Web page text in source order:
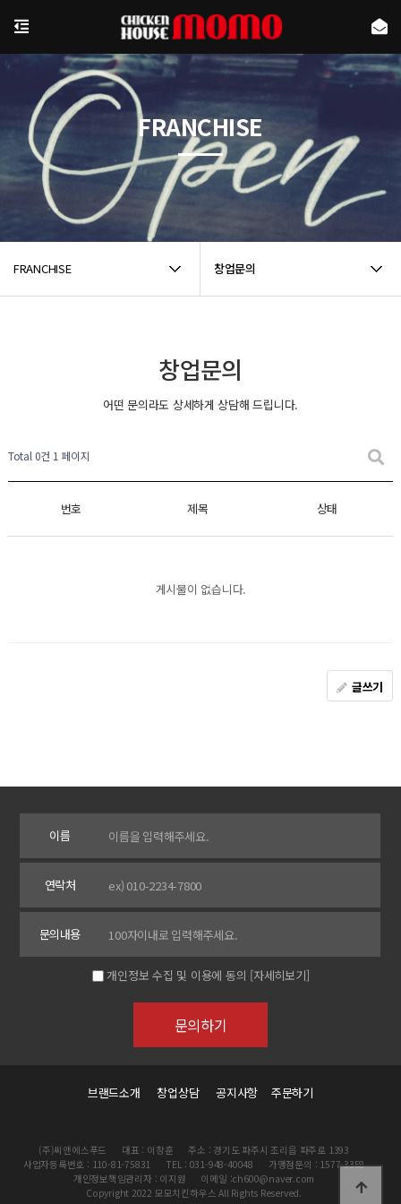
FRANCHISE 창업문의
FRANCHISE
창업문의
어떤 문의라도 상세하게 상담해 드립니다.
Total 0건 1 페이지
번호 제목 상태
게시물이 없습니다.
글쓰기
이름
연락처
문의내용
개인정보 수집 및 이용에 동의 [자세히보기]
브랜드소개 창업상담 공지사항 주문하기
(주)씨앤에스푸드 대표 : 이창훈
주소 : 경기도 파주시 조리읍 파주로 1393
사업자등록번호 : 110-81-75831
TEL : 031-948-40048
가맹점문의 : 1577-3358
개인정보책임관리자 : 이지원
이메일 :ch600@naver.com
Copyright 2022 모모치킨하우스 All Rights Reserved.